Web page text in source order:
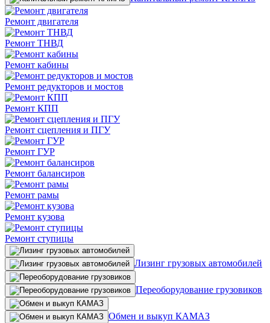
Ремонт двигателя
Ремонт ТНВД
Ремонт кабины
Ремонт редукторов и мостов
Ремонт КПП
Ремонт сцепления и ПГУ
Ремонт ГУР
Ремонт балансиров
Ремонт рамы
Ремонт кузова
Ремонт ступицы
Лизинг грузовых автомобилей
Переоборудование грузовиков
Обмен и выкуп КАМАЗ